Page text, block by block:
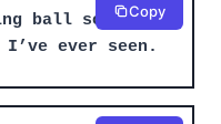
ball so clean
ever seen.
Copy